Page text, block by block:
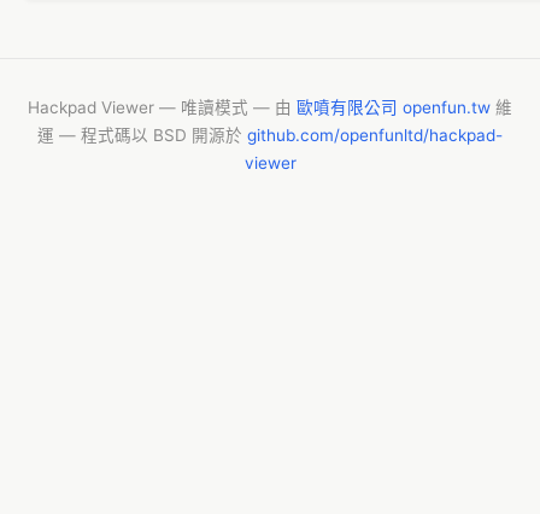
Hackpad Viewer — 唯讀模式 — 由 歐噴有限公司 openfun.tw 維
運 — 程式碼以 BSD 開源於 github.com/openfunltd/hackpad-
viewer